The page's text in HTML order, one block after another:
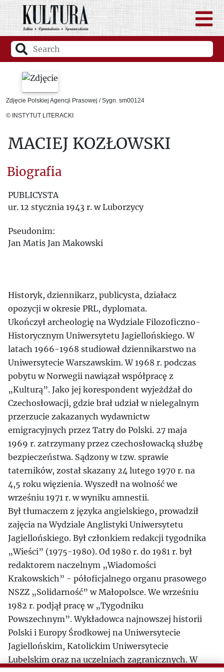
Zdjęcie Polskiej Agencji Prasowej / Sygn. sm00124
© INSTYTUT LITERACKI
MACIEJ KOZŁOWSKI
Biografia
PUBLICYSTA
ur. 12 stycznia 1943 r. w Luborzycy
Pseudonim:
Jan Matis Jan Makowski
Historyk, dziennikarz, publicysta, działacz
opozycji w okresie PRL, dyplomata.
Ukończył archeologię na Wydziale Filozoficzno-
Historycznym Uniwersytetu Jagiellońskiego. W
latach 1966-1968 studiował dziennikarstwo na
Uniwersytecie Warszawskim. W 1968 r. podczas
pobytu w Norwegii nawiązał współpracę z
„Kulturą”. Jako jej korespondent wyjeżdżał do
Czechosłowacji, gdzie brał udział w nielegalnym
przerzucie zakazanych wydawnictw
emigracyjnych przez Tatry do Polski. 27 maja
1969 r. zatrzymany przez czechosłowacką służbę
bezpieczeństwa. Sądzony w tzw. sprawie
taterników, został skazany 24 lutego 1970 r. na
4,5 roku więzienia. Wyszedł na wolność we
wrześniu 1971 r. w wyniku amnestii.
Był tłumaczem z języka angielskiego, prowadził
zajęcia na Wydziale Anglistyki Uniwersytetu
Jagiellońskiego. Był członkiem redakcji tygodnika
„Wieści” (1975-1980). Od 1980 r. do 1981 r. był
redaktorem naczelnym „Wiadomości
Krakowskich” - półoficjalnego organu prasowego
NSZZ „Solidarność” w Małopolsce. We wrześniu
1982 r. podjął pracę w „Tygodniku
Powszechnym”. Wykładowca najnowszej historii
Polski i Europy Środkowej na Uniwersytecie
Jagiellońskim, Katolickim Uniwersytecie
Lubelskim oraz na uczelniach zagranicznych. W